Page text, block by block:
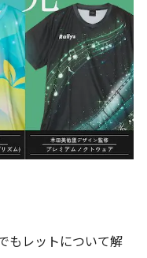
もレットについて解